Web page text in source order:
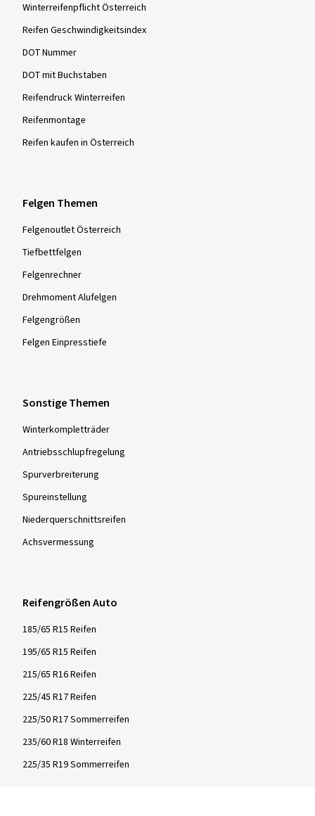
Winterreifenpflicht Österreich
Reifen Geschwindigkeitsindex
DOT Nummer
DOT mit Buchstaben
Reifendruck Winterreifen
Reifenmontage
Reifen kaufen in Österreich
Felgen Themen
Felgenoutlet Österreich
Tiefbettfelgen
Felgenrechner
Drehmoment Alufelgen
Felgengrößen
Felgen Einpresstiefe
Sonstige Themen
Winterkompletträder
Antriebsschlupfregelung
Spurverbreiterung
Spureinstellung
Niederquerschnittsreifen
Achsvermessung
Reifengrößen Auto
185/65 R15 Reifen
195/65 R15 Reifen
215/65 R16 Reifen
225/45 R17 Reifen
225/50 R17 Sommerreifen
235/60 R18 Winterreifen
225/35 R19 Sommerreifen